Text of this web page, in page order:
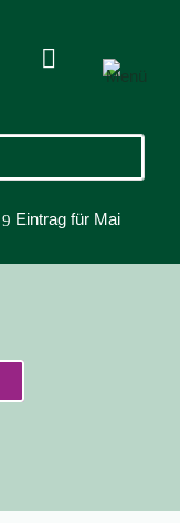

9 Eintrag für Mai